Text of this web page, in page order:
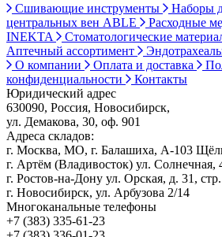
Сшивающие инструменты
Наборы
центральных вен ABLE
Расходные
INEKTA
Стоматологические
Аптечный ассортимент
О компании
Оплата и доставка
конфиденциальности
Контакты
Юридический адрес
630090, Россия, Новосибирск,
ул. Демакова, 30, оф. 901
Адреса складов:
г. Москва, МО, г. Балашиха, А-103
г. Артём (Владивосток) ул. Солнечная,
г. Ростов-на-Дону ул. Орская, д. 31, стр.
г. Новосибирск, ул. Арбузова 2/14
Многоканальные телефоны
+7 (383) 335-61-23